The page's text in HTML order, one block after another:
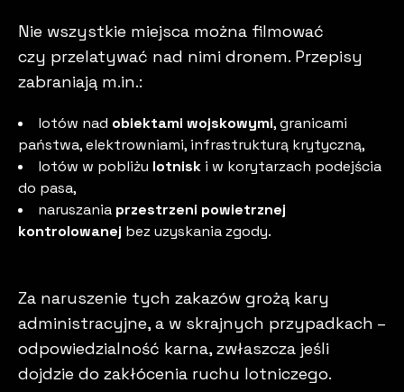
Nie wszystkie miejsca można filmować
czy przelatywać nad nimi dronem. Przepisy
zabraniają m.in.:
lotów nad obiektami wojskowymi, granicami
państwa, elektrowniami, infrastrukturą krytyczną,
lotów w pobliżu lotnisk i w korytarzach podejścia
do pasa,
naruszania przestrzeni powietrznej
kontrolowanej bez uzyskania zgody.
Za naruszenie tych zakazów grożą kary
administracyjne, a w skrajnych przypadkach –
odpowiedzialność karna, zwłaszcza jeśli
dojdzie do zakłócenia ruchu lotniczego.